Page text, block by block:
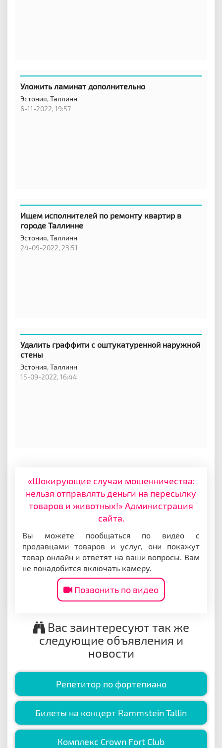
Уложить ламинат дополнительно
Эстония,Таллинн
6-11-2022, 19:57
Ищем исполнителей по ремонту квартир в
городе Таллинне
Эстония,Таллинн
24-09-2022, 23:51
Удалить граффити с оштукатуренной наружной
стены
Эстония,Таллинн
15-09-2022, 16:44
«Шокирующие случаи мошенничества:
нельзя отправлять деньги на пересылку
товаров и животных!» Администрация
сайта.
Вы можете пообщаться по видео с
продавцами товаров и услуг, они покажут
товар онлайн и ответят на ваши вопросы. Вам
не понадобится включать камеру.
Позвонить по видео
Вас заинтересуют так же
следующие объявления и
новости
Репетитор по фортепиано
Билеты на концерт Rammstein Tallin
Комплекс Crown Fort Club